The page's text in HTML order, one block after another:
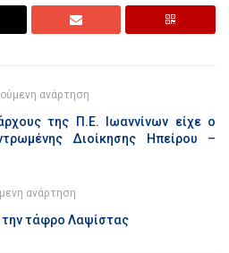
ανάρτηση
της Π.Ε. Ιωαννίνων είχε ο
Διοίκησης Ηπείρου –
ανάρτηση
την τάφρο Λαψίστας